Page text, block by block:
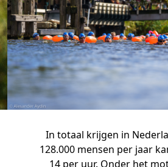
In totaal krijgen in
128.000 mensen per jaar
14 per uur. Onder het